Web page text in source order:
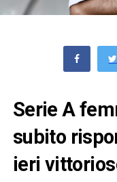
Serie A
subito
ieri